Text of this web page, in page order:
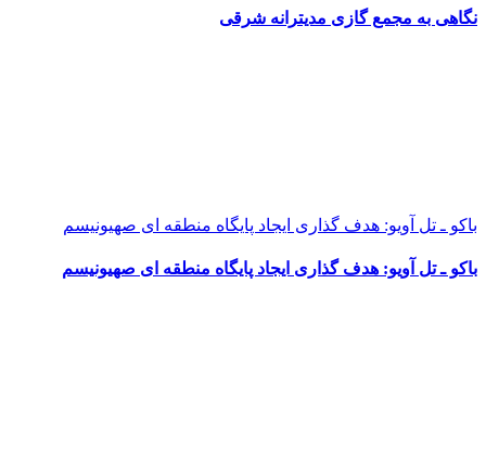
نگاهی به مجمع گازی مدیترانه شرقی
باکو ـ تل آویو: هدف گذاری ایجاد پایگاه منطقه ای صهیونیسم
باکو ـ تل آویو: هدف گذاری ایجاد پایگاه منطقه ای صهیونیسم